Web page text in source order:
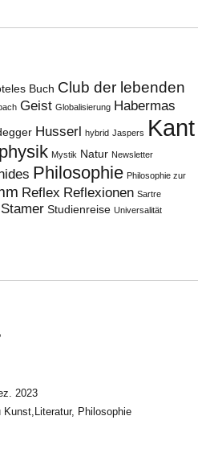
Buch Club der lebenden
Geist Globalisierung Habermas
Husserl hybrid Jaspers Kant
Mystik Natur Newsletter
Philosophie Philosophie zur
Reflex Reflexionen Sartre
Stamer Studienreise Universalität
2023
Philosophie